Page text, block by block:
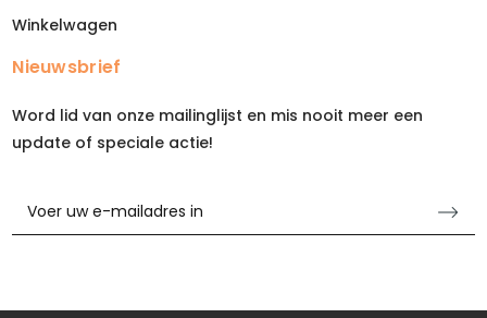
Winkelwagen
Nieuwsbrief
Word lid van onze mailinglijst en mis nooit meer een
update of speciale actie!